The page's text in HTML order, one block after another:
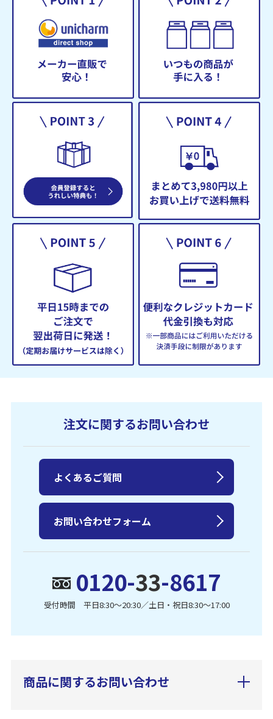
注文に関するお問い合わせ
0120-33-8617
受付時間 平日8:30〜20:30／土日・祝日8:30〜17:00
よくあるご質問
お問い合わせフォーム
商品に関するお問い合わせ